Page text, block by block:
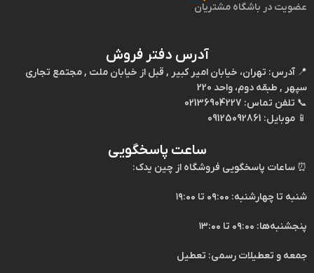
عضویت در باشگاه مشتریان
آدرس دفتر فروش
📍 آدرس: تهران، خیابان امیر کبیر , قبل از خیابان ملت , مجتمع تجاری
سپهر , طبقه دوم، واحد 220
📞 تلفن تماس:
📱 موبایل:
ساعت پاسخگویی
⏰ ساعات پاسخگویی فروشگاه از چین یدک:
شنبه تا چهارشنبه: ۰۹:۰۰ تا ۱۹:۰۰
پنجشنبه‌ها: ۰۹:۰۰ تا ۱۳:۰۰
جمعه و تعطیلات رسمی: تعطیل